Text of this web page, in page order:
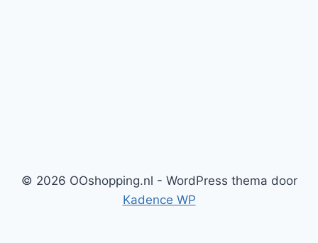
© 2026 OOshopping.nl - WordPress thema door
Kadence WP